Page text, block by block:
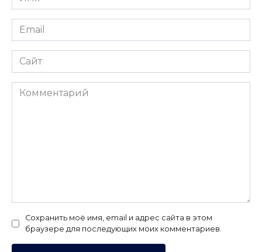
*
Email
*
Сайт
Комментарий
Сохранить моё имя, email и адрес сайта в этом
браузере для последующих моих комментариев.